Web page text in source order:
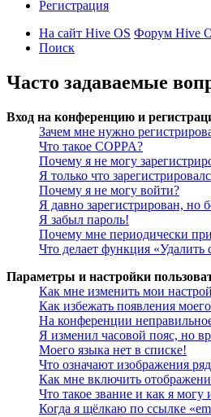
Регистрация
На сайт Hive OS Форум Hive
Поиск
Часто задаваемые
Вход на конференцию и
Зачем мне нужно
Что такое COPPA?
Почему я не могу
Я только что
Почему я не могу войти?
Я давно зарегистрирован, но
Я забыл пароль!
Почему мне периодически
Что делает функция «Удалить
Параметры и настройки
Как мне изменить мои
Как избежать появления
На конференции
Я изменил часовой пояс, но
Моего языка нет в списке!
Что означают изображения
Как мне включить
Что такое звание и как я могу
Когда я щёлкаю по ссылке